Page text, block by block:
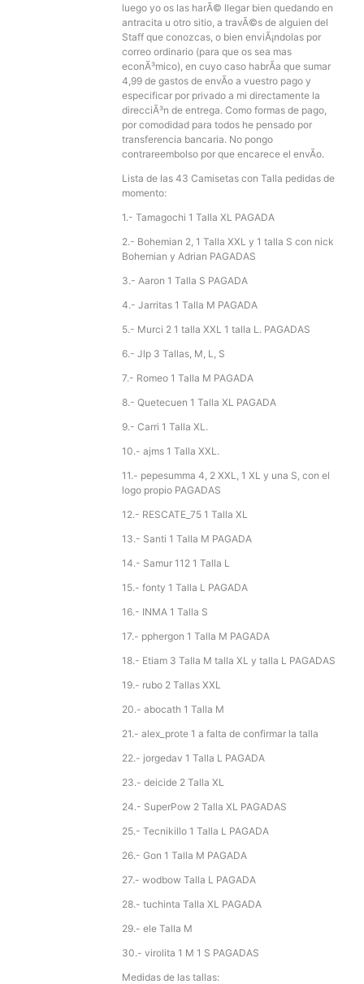
luego yo os las harÃ© llegar bien quedando en
antracita u otro sitio, a travÃ©s de alguien del
Staff que conozcas, o bien enviÃ¡ndolas por
correo ordinario (para que os sea mas
econÃ³mico), en cuyo caso habrÃ­a que sumar
4,99 de gastos de envÃ­o a vuestro pago y
especificar por privado a mi directamente la
direcciÃ³n de entrega. Como formas de pago,
por comodidad para todos he pensado por
transferencia bancaria. No pongo
contrareembolso por que encarece el envÃ­o.
Lista de las 43 Camisetas con Talla pedidas de
momento:
1.- Tamagochi 1 Talla XL PAGADA
2.- Bohemian 2, 1 Talla XXL y 1 talla S con nick
Bohemian y Adrian PAGADAS
3.- Aaron 1 Talla S PAGADA
4.- Jarritas 1 Talla M PAGADA
5.- Murci 2 1 talla XXL 1 talla L. PAGADAS
6.- Jlp 3 Tallas, M, L, S
7.- Romeo 1 Talla M PAGADA
8.- Quetecuen 1 Talla XL PAGADA
9.- Carri 1 Talla XL.
10.- ajms 1 Talla XXL.
11.- pepesumma 4, 2 XXL, 1 XL y una S, con el
logo propio PAGADAS
12.- RESCATE_75 1 Talla XL
13.- Santi 1 Talla M PAGADA
14.- Samur 112 1 Talla L
15.- fonty 1 Talla L PAGADA
16.- INMA 1 Talla S
17.- pphergon 1 Talla M PAGADA
18.- Etiam 3 Talla M talla XL y talla L PAGADAS
19.- rubo 2 Tallas XXL
20.- abocath 1 Talla M
21.- alex_prote 1 a falta de confirmar la talla
22.- jorgedav 1 Talla L PAGADA
23.- deicide 2 Talla XL
24.- SuperPow 2 Talla XL PAGADAS
25.- Tecnikillo 1 Talla L PAGADA
26.- Gon 1 Talla M PAGADA
27.- wodbow Talla L PAGADA
28.- tuchinta Talla XL PAGADA
29.- ele Talla M
30.- virolita 1 M 1 S PAGADAS
Medidas de las tallas: